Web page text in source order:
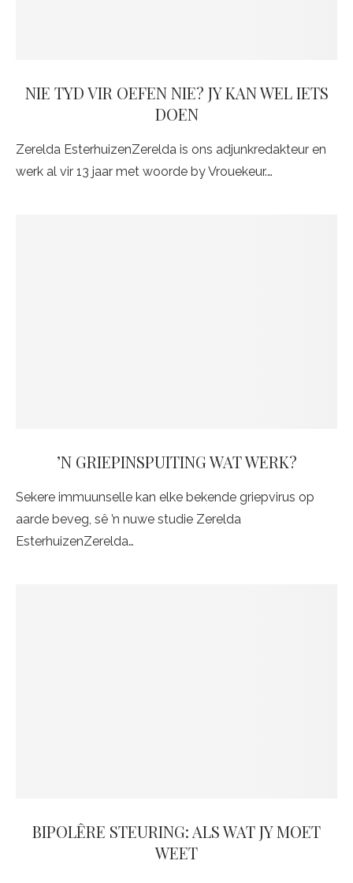
NIE TYD VIR OEFEN NIE? JY KAN WEL IETS
DOEN
Zerelda EsterhuizenZerelda is ons adjunkredakteur en
werk al vir 13 jaar met woorde by Vrouekeur.…
’N GRIEPINSPUITING WAT WERK?
Sekere immuunselle kan elke bekende griepvirus op
aarde beveg, sê ’n nuwe studie Zerelda
EsterhuizenZerelda…
BIPOLÊRE STEURING: ALS WAT JY MOET
WEET